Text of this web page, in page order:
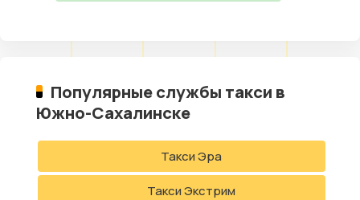
Популярные службы такси в
Южно-Сахалинске
Такси Эра
Такси Экстрим